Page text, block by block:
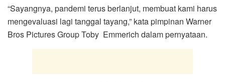
“Sayangnya, pandemi terus berlanjut, membuat kami harus
mengevaluasi lagi tanggal tayang,” kata pimpinan Warner
Bros Pictures Group Toby Emmerich dalam pernyataan.